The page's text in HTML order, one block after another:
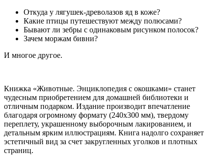
Откуда у лягушек-древолазов яд в коже?
Какие птицы путешествуют между полюсами?
Бывают ли зебры с одинаковым рисунком полосок?
Зачем моржам бивни?
И многое другое.
Книжка «Животные. Энциклопедия с окошками» станет
чудесным приобретением для домашней библиотеки и
отличным подарком. Издание производит впечатление
благодаря огромному формату (240х300 мм), твердому
переплету, украшенному выборочным лакированием, и
детальным ярким иллюстрациям. Книга надолго сохраняет
эстетичный вид за счет закругленных уголков и плотных
страниц.